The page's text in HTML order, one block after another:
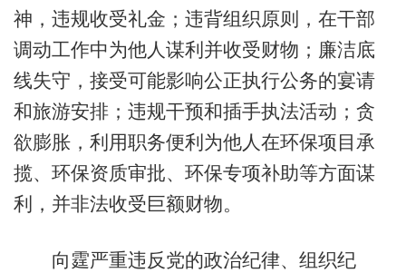
神，违规收受礼金；违背组织原则，在干部
调动工作中为他人谋利并收受财物；廉洁底
线失守，接受可能影响公正执行公务的宴请
和旅游安排；违规干预和插手执法活动；贪
欲膨胀，利用职务便利为他人在环保项目承
揽、环保资质审批、环保专项补助等方面谋
利，并非法收受巨额财物。
向霆严重违反党的政治纪律、组织纪